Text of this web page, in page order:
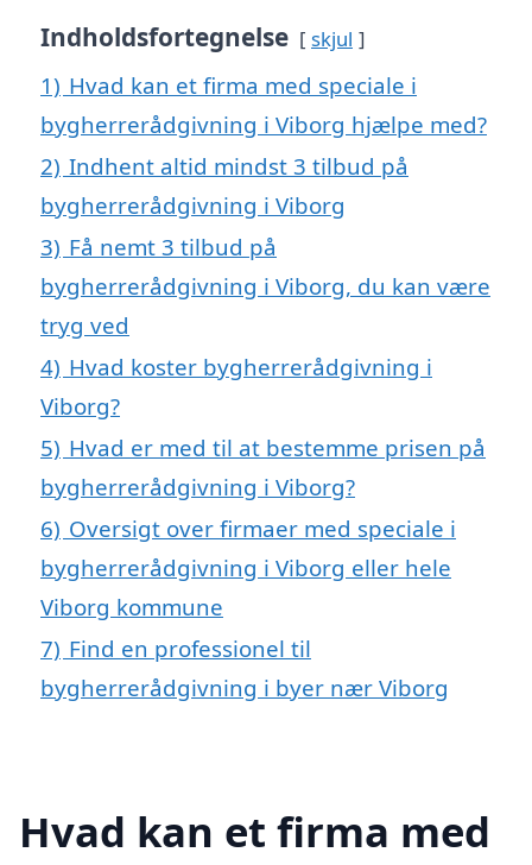
Indholdsfortegnelse skjul
1) Hvad kan et firma med speciale i
bygherrerådgivning i Viborg hjælpe med?
2) Indhent altid mindst 3 tilbud på
bygherrerådgivning i Viborg
3) Få nemt 3 tilbud på
bygherrerådgivning i Viborg, du kan være
tryg ved
4) Hvad koster bygherrerådgivning i
Viborg?
5) Hvad er med til at bestemme prisen på
bygherrerådgivning i Viborg?
6) Oversigt over firmaer med speciale i
bygherrerådgivning i Viborg eller hele
Viborg kommune
7) Find en professionel til
bygherrerådgivning i byer nær Viborg
Hvad kan et firma med